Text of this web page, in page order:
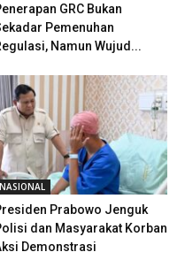
GRC Bukan
Pemenuhan
Namun Wujud...
NASIONAL
Prabowo Jenguk
dan Masyarakat Korban
Demonstrasi